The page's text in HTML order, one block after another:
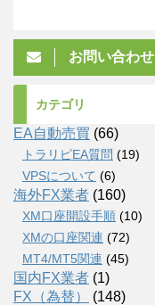
お問い合わせ
カテゴリ
EA自動売買 (66)
トラリピEA質問 (19)
VPSについて (6)
海外FX業者 (160)
XM口座開設手順 (10)
XMの口座関連 (72)
MT4/MT5関連 (45)
国内FX業者 (1)
FX（為替）
(148)